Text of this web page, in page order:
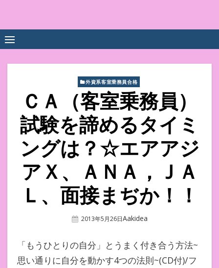
content
数UPｽｸｰﾙ
外資系客室乗務員合格
ＣＡ（客室乗務員）
試験を諦めるタイミ
ングは？☆エアアジ
アＸ、ＡＮＡ，ＪＡ
Ｌ、面接まぢか！！
Posted
2013年5月26日Author
Aakidea
「もうひとりの自分」とうまく付き合う方法~
思い通りに自分を動かす4つの法則~(CD付)/フ